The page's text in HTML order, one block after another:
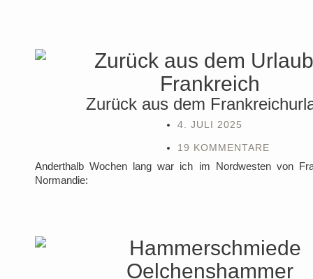
Zurück aus dem
4. JULI 2025
19 KOMMENTARE
Anderthalb Wochen lang war ich im Nordwesten von
Normandie: